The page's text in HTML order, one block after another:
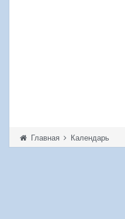
Главная Календарь